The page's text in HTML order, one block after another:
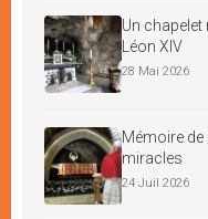
Un
Léon XIV
28 Mai 2026
Mémoire de
miracles
24 Juil 2026